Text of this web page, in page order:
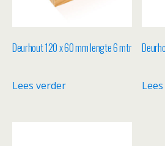
Deurhout 120 x 60 mm lengte 6 mtr
Lees verder